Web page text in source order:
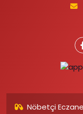
Nöbetçi